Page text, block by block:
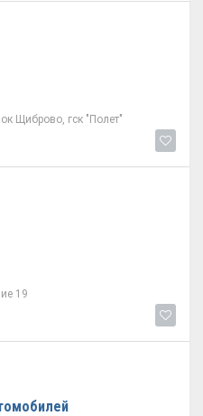
Щиброво, гск "Полет"
19